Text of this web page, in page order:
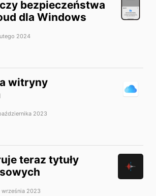
bezpieczeństwa
dla Windows
2024
witryny
2023
teraz tytuły
września 2023